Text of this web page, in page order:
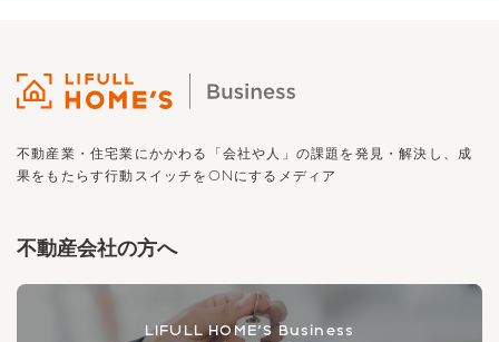
不動産業・住宅業にかかわる「会社や人」の課題を発見・解決し、 成
果をもたらす行動スイッチを ON にするメディア
不動産会社の方へ
LIFULL HOME'S Business